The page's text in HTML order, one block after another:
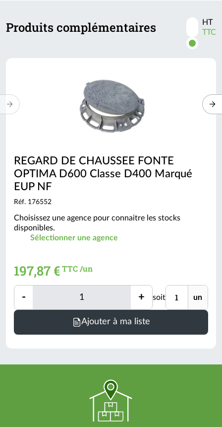
Produits complémentaires
Activer
les
HT
TTC
REGARD DE CHAUSSEE FONTE
OPTIMA D600 Classe D400 Marqué
EUP NF
Réf. 176552
Choisissez une agence pour connaitre les stocks
disponibles.
Sélectionner une agence
197,87 € TTC /un
- Quantité + soit Unité un
Ajouter à ma liste